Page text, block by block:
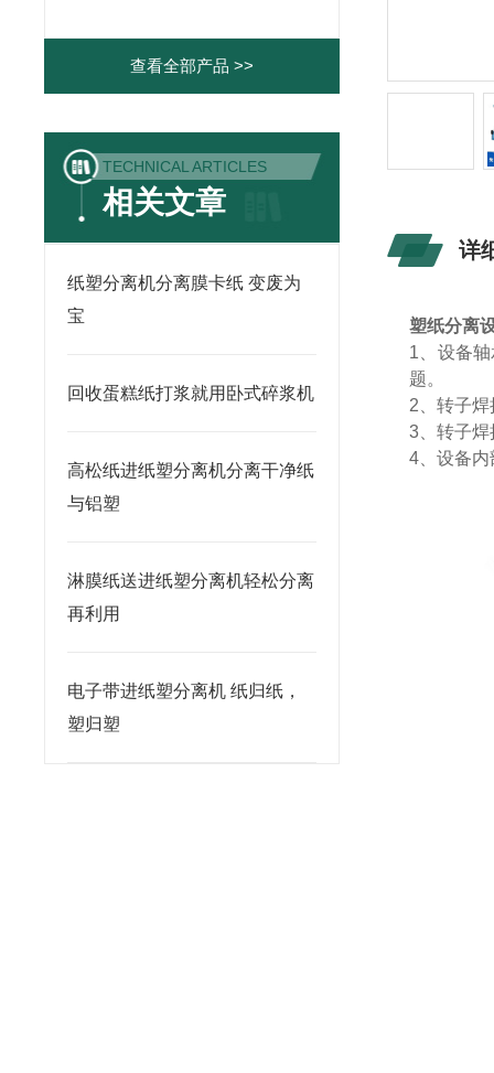
查看全部产品 >>
TECHNICAL ARTICLES
相关文章
纸塑分离机分离膜卡纸 变废为
宝
回收蛋糕纸打浆就用卧式碎浆机
高松纸进纸塑分离机分离干净纸
与铝塑
淋膜纸送进纸塑分离机轻松分离
再利用
电子带进纸塑分离机 纸归纸，
塑归塑
详
塑纸分离
1 、设备
题。
2 、转子
3 、转子
4 、设备